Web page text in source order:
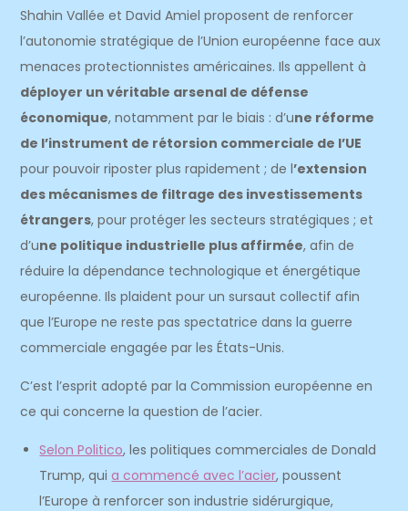
Shahin Vallée et David Amiel proposent de renforcer
l’autonomie stratégique de l’Union européenne face aux
menaces protectionnistes américaines. Ils appellent à
déployer un véritable arsenal de défense
économique, notamment par le biais : d’une réforme
de l’instrument de rétorsion commerciale de l’UE
pour pouvoir riposter plus rapidement ; de l’extension
des mécanismes de filtrage des investissements
étrangers, pour protéger les secteurs stratégiques ; et
d’une politique industrielle plus affirmée, afin de
réduire la dépendance technologique et énergétique
européenne. Ils plaident pour un sursaut collectif afin
que l’Europe ne reste pas spectatrice dans la guerre
commerciale engagée par les États-Unis.
C’est l’esprit adopté par la Commission européenne en
ce qui concerne la question de l’acier.
Selon Politico, les politiques commerciales de Donald
Trump, quia commencé avec l’acier, poussent
l’Europe à renforcer son industrie sidérurgique,